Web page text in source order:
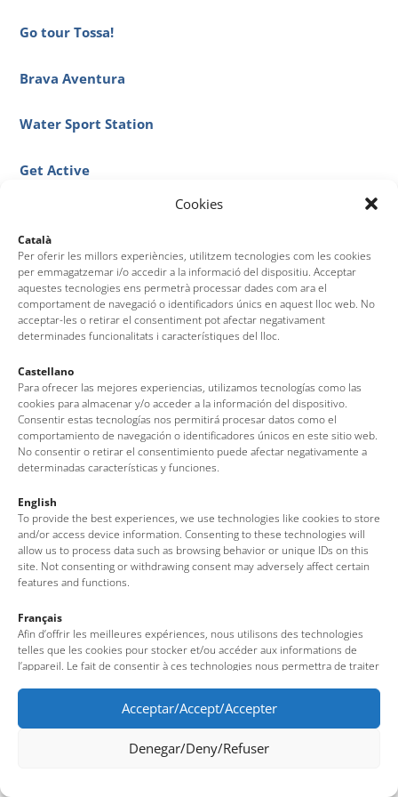
Cookies
Català
Per oferir les millors experiències, utilitzem tecnologies com les cookies
per emmagatzemar i/o accedir a la informació del dispositiu. Acceptar
aquestes tecnologies ens permetrà processar dades com ara el
comportament de navegació o identificadors únics en aquest lloc web. No
acceptar-les o retirar el consentiment pot afectar negativament
determinades funcionalitats i característiques del lloc.
Castellano
Para ofrecer las mejores experiencias, utilizamos tecnologías como las
cookies para almacenar y/o acceder a la información del dispositivo.
Consentir estas tecnologías nos permitirá procesar datos como el
comportamiento de navegación o identificadores únicos en este sitio web.
No consentir o retirar el consentimiento puede afectar negativamente a
determinadas características y funciones.
English
To provide the best experiences, we use technologies like cookies to store
and/or access device information. Consenting to these technologies will
allow us to process data such as browsing behavior or unique IDs on this
site. Not consenting or withdrawing consent may adversely affect certain
features and functions.
Français
Afin d’offrir les meilleures expériences, nous utilisons des technologies
telles que les cookies pour stocker et/ou accéder aux informations de
l’appareil. Le fait de consentir à ces technologies nous permettra de traiter
uniques sur ce site. Le fait de ne pas consentir ou de retirer son
consentement peut avoir un effet négatif sur certaines fonctionnalités et
caractéristiques du site.
Acceptar/Accept/Accepter
Denegar/Deny/Refuser
Go tour Tossa!
Brava Aventura
Water Sport Station
Get Active
Cala Pola